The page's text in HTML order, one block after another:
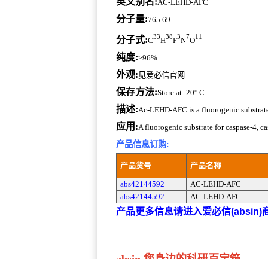
AC-LEHD-AFC
分子量:765.69
分子式:C33H38F3N7O11
纯度:≥96%
外观: 见爱必信官网
保存方法:Store at -20° C
描述:Ac-LEHD-AFC is a fluorogenic
应用:A fluorogenic substrate for caspase-4,
产品信息订购:
产品货号 产品名称
abs42144592
AC-LEHD-AFC
abs42144592
AC-LEHD-AFC
产品更多信息请进入爱必信(absin)